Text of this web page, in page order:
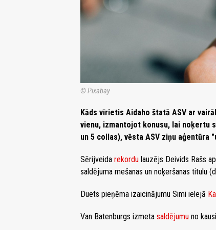
© Pixabay
Kāds vīrietis Aidaho štatā ASV ar
vienu, izmantojot konusu, lai noķertu
un 5 collas), vēsta ASV ziņu aģentūra
Sērijveida rekordu lauzējs Deivids Rašs
saldējuma mešanas un noķeršanas titulu
Duets pieņēma izaicinājumu Simi ielejā
Van Batenburgs izmeta saldējumu no